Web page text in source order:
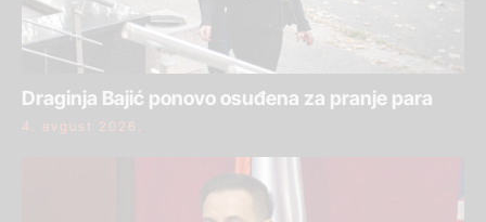
Draginja Bajić ponovo osuđena za pranje para
4. avgust 2026.